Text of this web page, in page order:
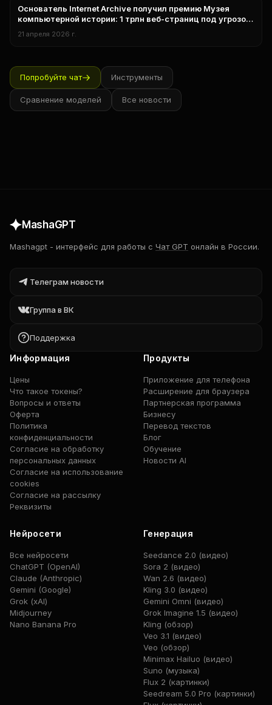
нейросети
Основатель Internet Archive получил премию Музея
компьютерной истории: 1 трлн веб-страниц под угрозой
21 апреля 2026 г.
Попробуйте чат Инструменты
Сравнение моделей Все новости
MashaGPT
Mashagpt - интерфейс для работы с Чат GPT онлайн в России.
Телеграм новости
Группа в ВК
Поддержка
Информация
Цены
Что такое токены?
Вопросы и ответы
Оферта
Политика
конфиденциальности
Согласие на обработку
персональных данных
Согласие на использование
cookies
Согласие на рассылку
Реквизиты
Продукты
Приложение для телефона
Расширение для браузера
Партнерская программа
Бизнесу
Перевод текстов
Блог
Обучение
Новости AI
Нейросети
Все нейросети
ChatGPT (OpenAI)
Claude (Anthropic)
Gemini (Google)
Grok (xAI)
Midjourney
Nano Banana Pro
Генерация
Seedance 2.0 (видео)
Sora 2 (видео)
Wan 2.6 (видео)
Kling 3.0 (видео)
Gemini Omni (видео)
Grok Imagine 1.5 (видео)
Kling (обзор)
Veo 3.1 (видео)
Veo (обзор)
Minimax Hailuo (видео)
Suno (музыка)
Flux 2 (картинки)
Seedream 5.0 Pro (картинки)